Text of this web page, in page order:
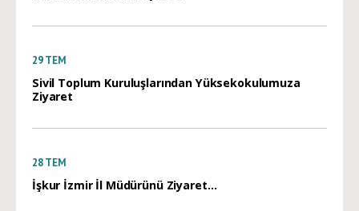
29 TEM
Sivil Toplum Kuruluşlarından Yüksekokulumuza
Ziyaret
28 TEM
İşkur İzmir İl Müdürünü Ziyaret…